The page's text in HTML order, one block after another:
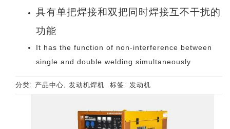
具有单把焊接和双把同时焊接互不干扰的
功能
It has the function of non-interference between
single and double welding simultaneously
分类: 产品中心, 发动机焊机 标签: 发动机